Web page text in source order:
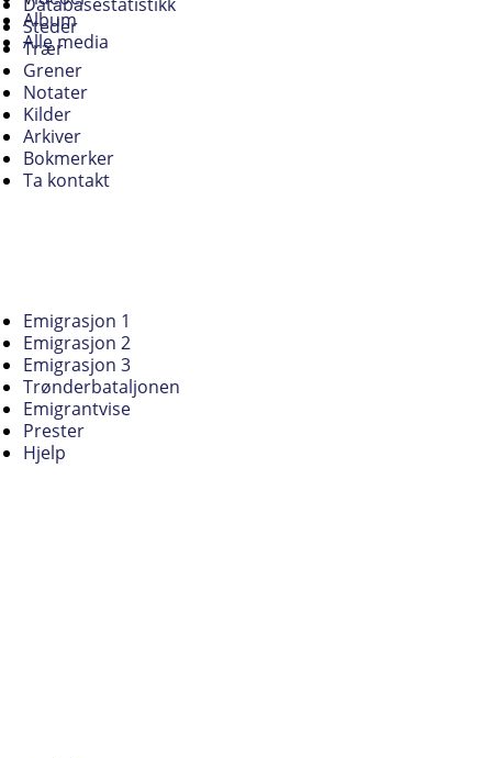
Album
Alle media
Steder
Trær
Grener
Notater
Kilder
Arkiver
Bokmerker
Ta kontakt
Emigrasjon 1
Emigrasjon 2
Emigrasjon 3
Trønderbataljonen
Emigrantvise
Prester
Hjelp